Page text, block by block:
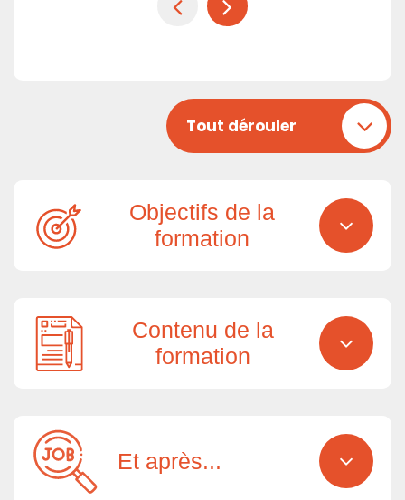
Tout dérouler
Objectifs de la
formation
Contenu de la
formation
Et après...